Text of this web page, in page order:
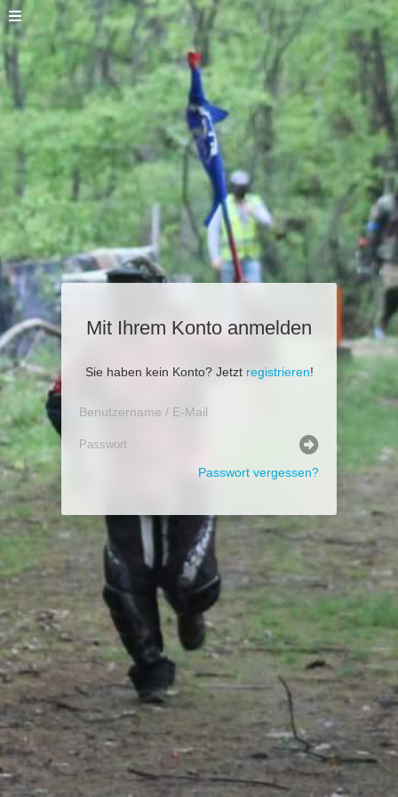
Mit Ihrem Konto anmelden
Sie haben kein Konto? Jetzt registrieren!
Passwort vergessen?